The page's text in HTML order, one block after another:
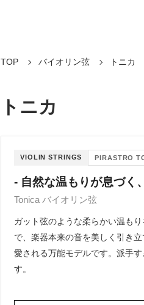
TOP バイオリン弦 トニカ
トニカ
VIOLIN STRINGS PIRASTRO
- 自然な温もりが息づく
Tonica バイオリン弦
ガット弦のような柔らかい温も
で、楽器本来の音を美しく引き
愛される万能モデルです。派手
す。